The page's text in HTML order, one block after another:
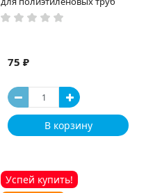
75 ₽
В корзину
Успей купить!